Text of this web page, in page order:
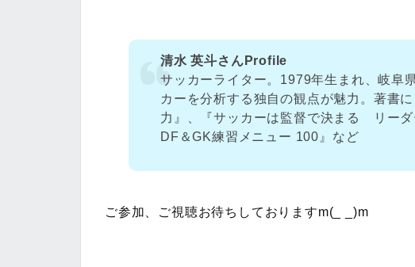
清水 英斗さんProfile
サッカーライター。1979年生まれ、岐阜
カーを分析する独自の観点が魅力。著書
力』、『サッカーは監督で決まる リー
DF＆GK練習メニュー 100』など
ご参加、ご視聴お待ちしておりますm(_ _)m